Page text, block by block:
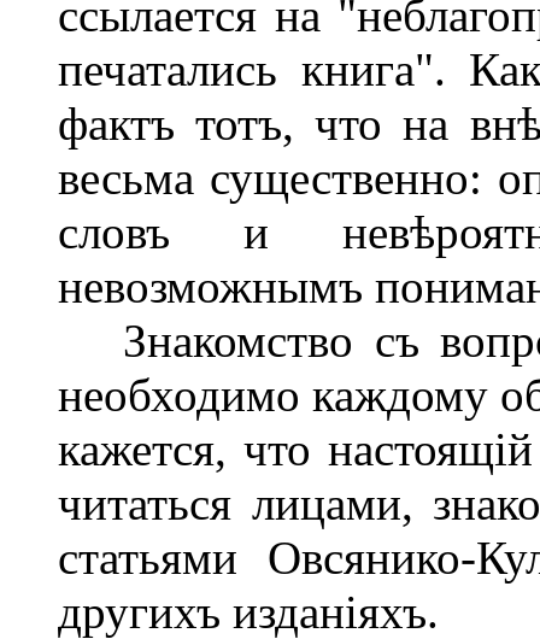
ссылается на
печатались книга".
фактъ тотъ, что на
весьма существенно:
словъ и
невозможнымъ
Знакомство съ
необходимо каждому
кажется, что
читаться лицами,
статьями Овсянико-
другихъ изданіяхъ.